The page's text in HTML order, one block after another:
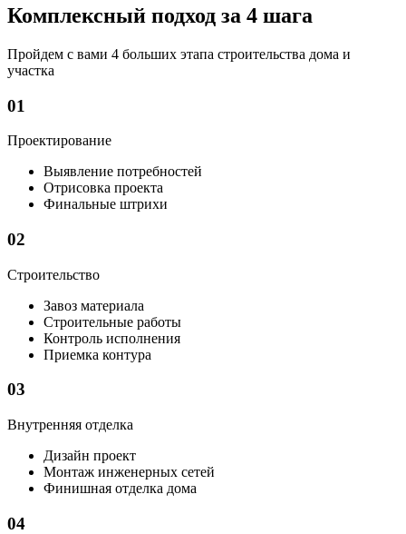
Комплексный подход за 4 шага
Пройдем с вами 4 больших этапа строительства дома и
участка
01
Проектирование
Выявление потребностей
Отрисовка проекта
Финальные штрихи
02
Строительство
Завоз материала
Строительные работы
Контроль исполнения
Приемка контура
03
Внутренняя отделка
Дизайн проект
Монтаж инженерных сетей
Финишная отделка дома
04